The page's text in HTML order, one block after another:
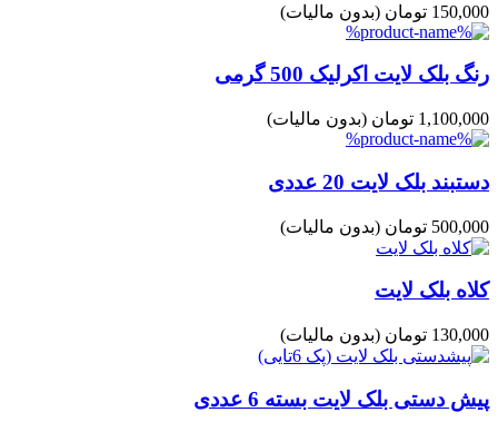
150,000 تومان (بدون مالیات)
رنگ بلک لایت اکرلیک 500 گرمی
1,100,000 تومان (بدون مالیات)
دستبند بلک لایت 20 عددی
500,000 تومان (بدون مالیات)
کلاه بلک لایت
130,000 تومان (بدون مالیات)
پیش دستی بلک لایت بسته 6 عددی